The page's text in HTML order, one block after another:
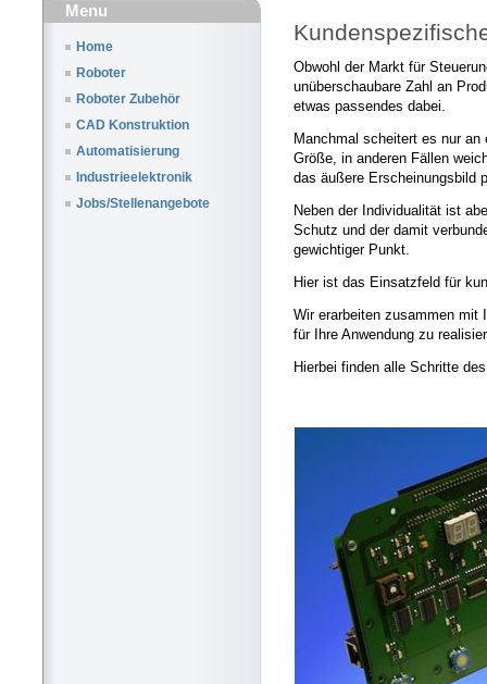
Menu
Home
Roboter
Roboter Zubehör
CAD Konstruktion
Automatisierung
Industrieelektronik
Jobs/Stellenangebote
Obwohl der Markt für
unüberschaubare Zahl an
etwas passendes dabei.
Manchmal scheitert es nur
Größe, in anderen Fällen
das äußere Erscheinungsbild
Neben der Individualität ist
Schutz und der damit
gewichtiger Punkt.
Hier ist das Einsatzfeld für
Wir erarbeiten zusammen mit
für Ihre Anwendung zu
Hierbei finden alle Schritte